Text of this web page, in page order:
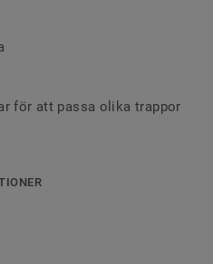
för att passa olika trappor